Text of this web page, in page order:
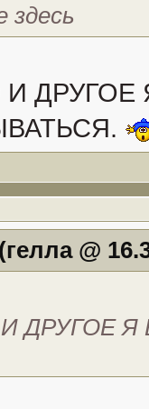
И
@
ДРУГОЕ